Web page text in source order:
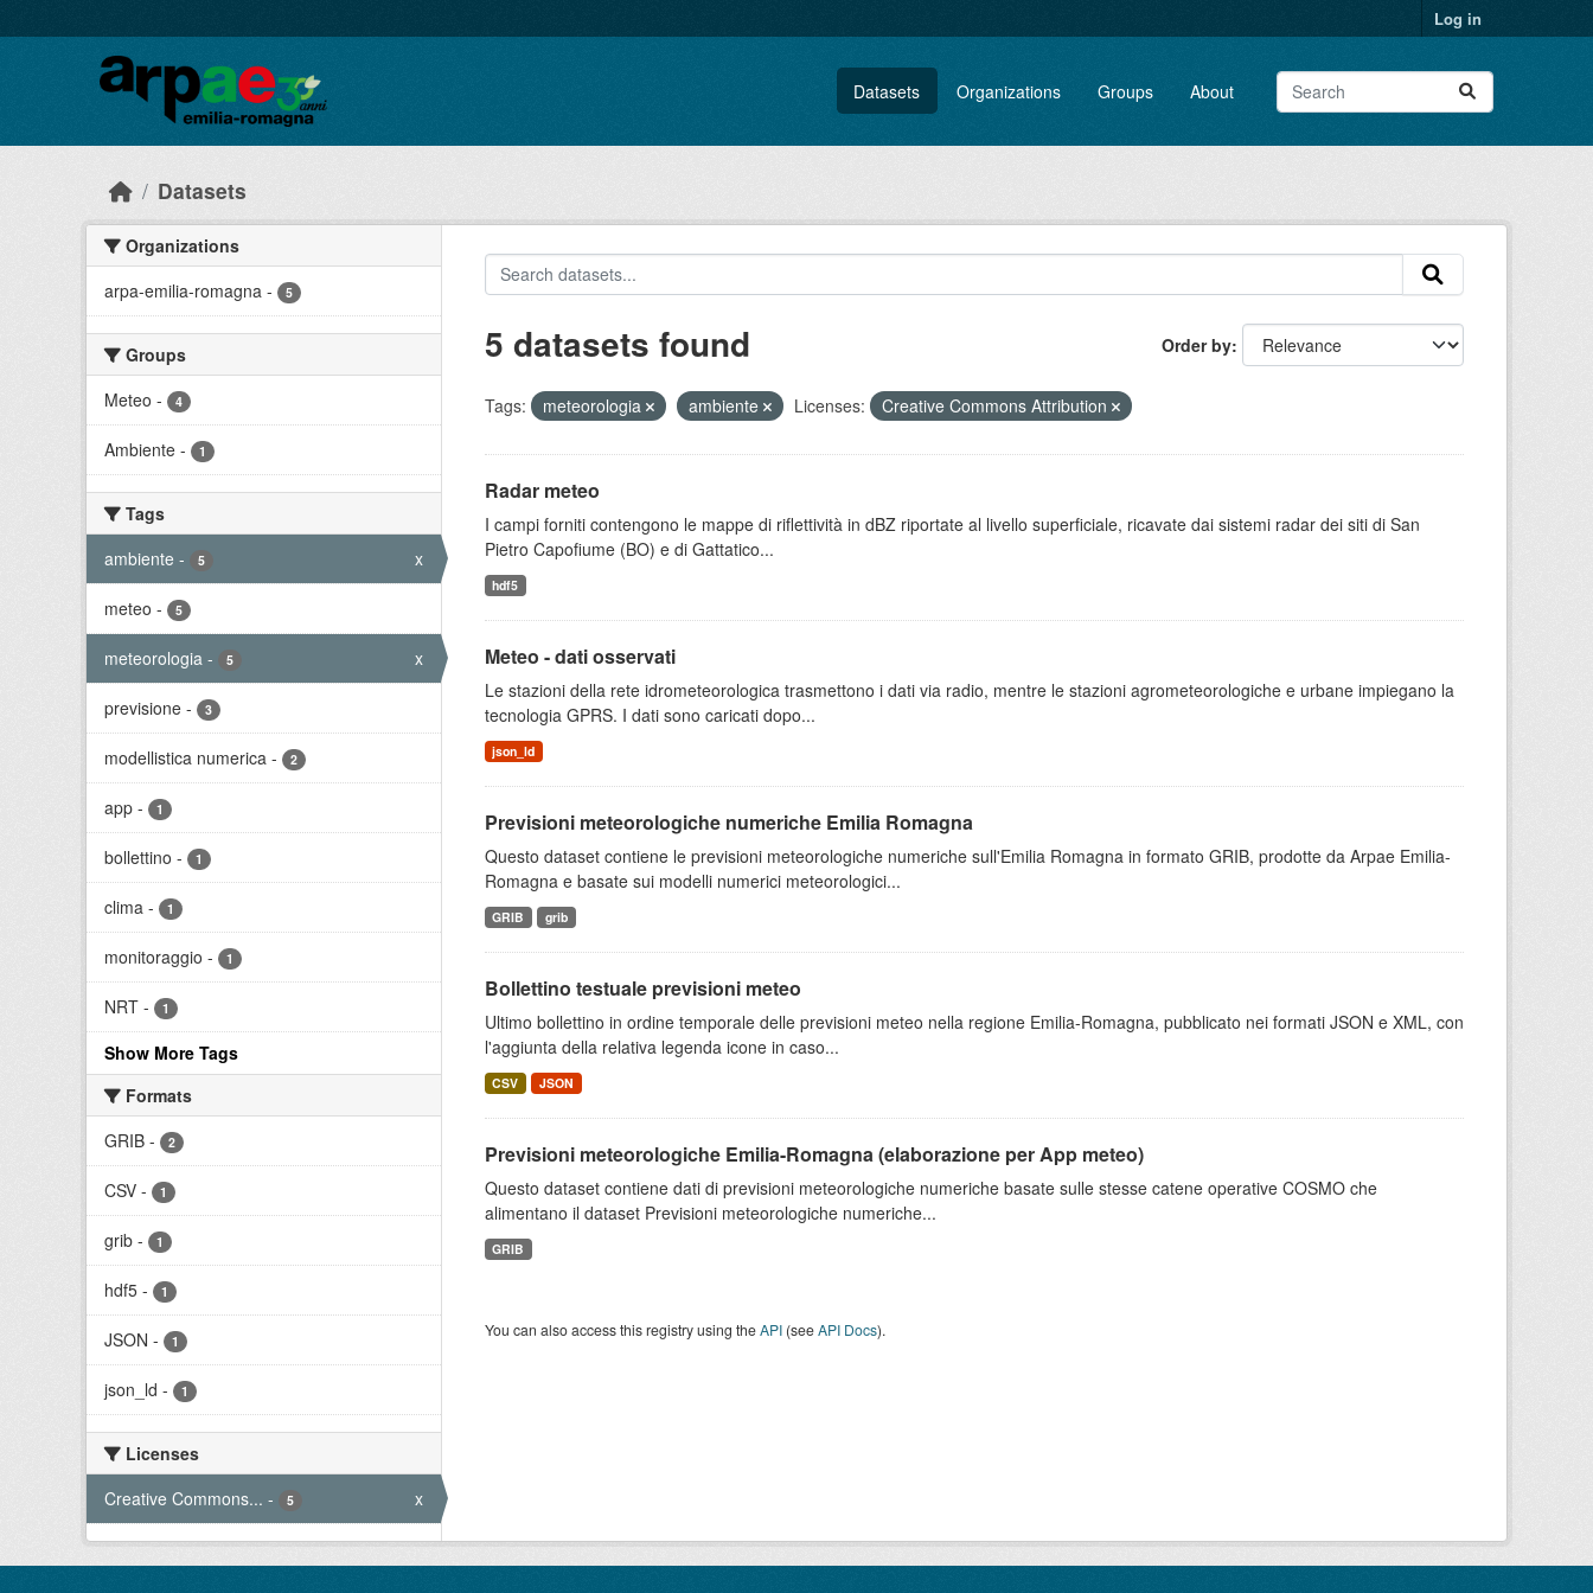
Log in
Datasets Organizations Groups About
Datasets
Organizations
arpa-emilia-romagna - 5
Groups
Meteo - 4
Ambiente - 1
Tags
ambiente - 5 x
meteo - 5
meteorologia - 5 x
previsione - 3
modellistica numerica - 2
app - 1
bollettino - 1
clima - 1
monitoraggio - 1
NRT - 1
Show More Tags
Formats
GRIB - 2
CSV - 1
grib - 1
hdf5 - 1
JSON - 1
json_ld - 1
Licenses
Creative Commons... - 5 x
Order by
5 datasets found
Tags: meteorologia ambiente Licenses: Creative Commons Attribution
Radar meteo
I campi forniti contengono le mappe di riflettività in dBZ riportate al livello superficiale, ricavate dai sistemi radar dei siti di San
Pietro Capofiume (BO) e di Gattatico...
hdf5
Meteo - dati osservati
Le stazioni della rete idrometeorologica trasmettono i dati via radio, mentre le stazioni agrometeorologiche e urbane impiegano la
tecnologia GPRS. I dati sono caricati dopo...
json_ld
Previsioni meteorologiche numeriche Emilia Romagna
Questo dataset contiene le previsioni meteorologiche numeriche sull'Emilia Romagna in formato GRIB, prodotte da Arpae Emilia-
Romagna e basate sui modelli numerici meteorologici...
GRIB grib
Bollettino testuale previsioni meteo
Ultimo bollettino in ordine temporale delle previsioni meteo nella regione Emilia-Romagna, pubblicato nei formati JSON e XML, con
l'aggiunta della relativa legenda icone in caso...
CSV JSON
Previsioni meteorologiche Emilia-Romagna (elaborazione per App meteo)
Questo dataset contiene dati di previsioni meteorologiche numeriche basate sulle stesse catene operative COSMO che
alimentano il dataset Previsioni meteorologiche numeriche...
GRIB
You can also access this registry using theAPI(seeAPI Docs).